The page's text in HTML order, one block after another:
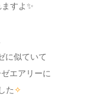
すよ✨
に似ていて
エアリーに
た✧